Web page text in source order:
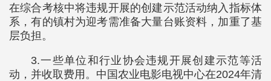
在综合考核中将违规开展的创建示范活动纳入指标体
系，有的镇村为迎考需准备大量台账资料，加重了基
层负担。
3.一些单位和行业协会违规开展创建示范等活
动，并收取费用。中国农业电影电视中心在2024年清